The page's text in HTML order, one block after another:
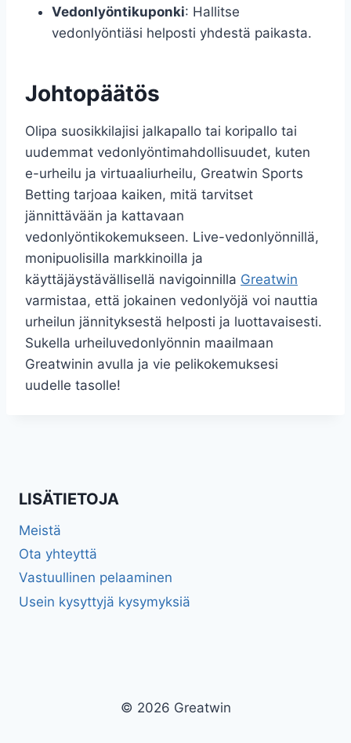
Vedonlyöntikuponki: Hallitse
vedonlyöntiäsi helposti yhdestä paikasta.
Johtopäätös
Olipa suosikkilajisi jalkapallo tai koripallo tai
uudemmat vedonlyöntimahdollisuudet, kuten
e-urheilu ja virtuaaliurheilu, Greatwin Sports
Betting tarjoaa kaiken, mitä tarvitset
jännittävään ja kattavaan
vedonlyöntikokemukseen. Live-vedonlyönnillä,
monipuolisilla markkinoilla ja
käyttäjäystävällisellä navigoinnilla Greatwin
varmistaa, että jokainen vedonlyöjä voi nauttia
urheilun jännityksestä helposti ja luottavaisesti.
Sukella urheiluvedonlyönnin maailmaan
Greatwinin avulla ja vie pelikokemuksesi
uudelle tasolle!
LISÄTIETOJA
Meistä
Ota yhteyttä
Vastuullinen pelaaminen
Usein kysyttyjä kysymyksiä
© 2026 Greatwin